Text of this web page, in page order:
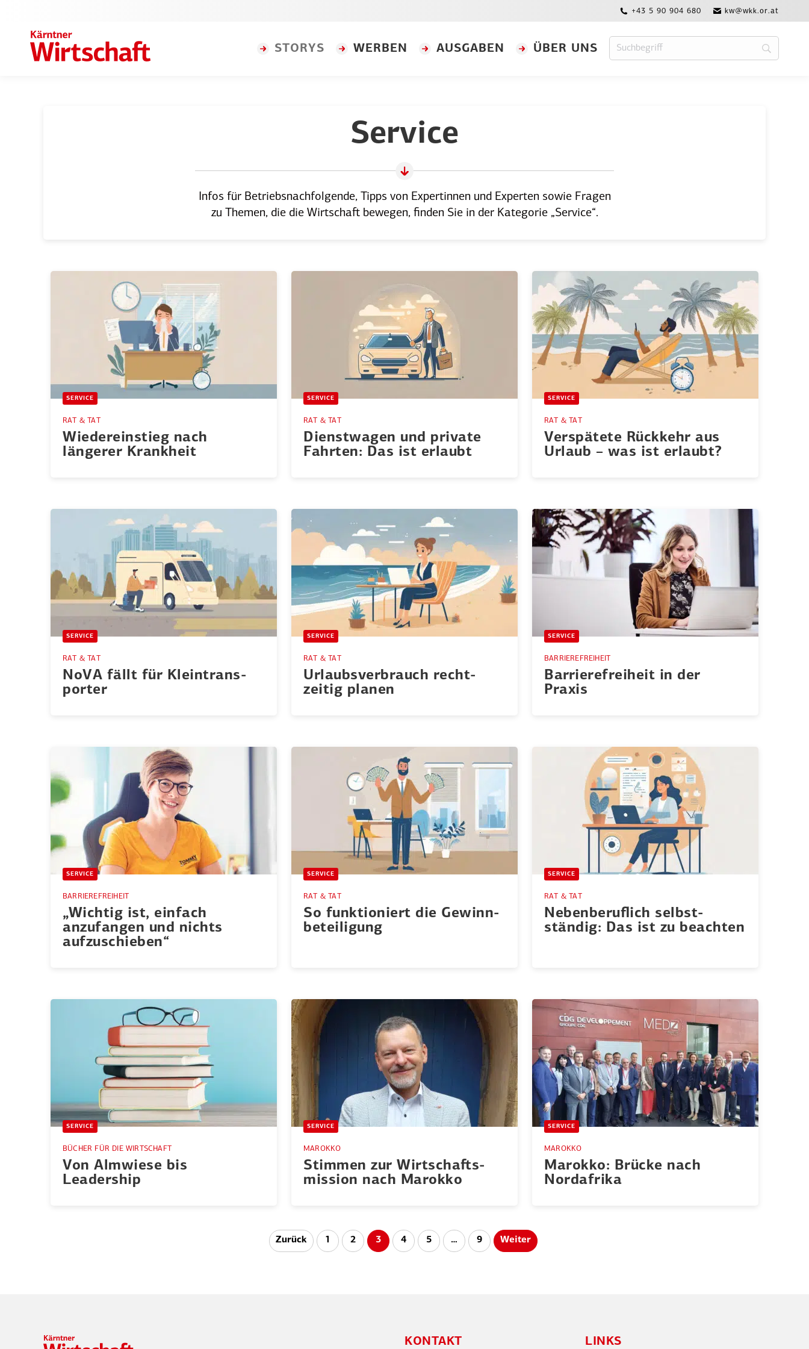
+43 5 90 904 680 kw@wkk.or.at
STORYS WERBEN AUSGABEN ÜBER UNS
Service
Infos für Betriebs­nach­fol­gende, Tipps von Exper­tinnen und Experten sowie Fragen
zu Themen, die die Wirtschaft bewegen, finden Sie in der Kategorie „Service“.
SERVICE
RAT & TAT
Wieder­ein­stieg nach
längerer Krankheit
SERVICE
RAT & TAT
Dienst­wagen und private
Fahrten: Das ist erlaubt
SERVICE
RAT & TAT
Verspätete Rückkehr aus
Urlaub – was ist erlaubt?
SERVICE
RAT & TAT
NoVA fällt für Klein­trans­
porter
SERVICE
RAT & TAT
Urlaubs­ver­brauch recht­
zeitig planen
SERVICE
BARRIEREFREIHEIT
Barrie­re­freiheit in der
Praxis
SERVICE
BARRIEREFREIHEIT
„Wichtig ist, einfach
anzufangen und nichts
aufzu­schieben“
SERVICE
RAT & TAT
So funktio­niert die Gewinn­
be­tei­ligung
SERVICE
RAT & TAT
Neben­be­ruflich selbst­
ständig: Das ist zu beachten
SERVICE
BÜCHER FÜR DIE WIRTSCHAFT
Von Almwiese bis
Leadership
SERVICE
MAROKKO
Stimmen zur Wirtschafts­
mission nach Marokko
SERVICE
MAROKKO
Marokko: Brücke nach
Nordafrika
Zurück 1 2 3 4 5 … 9 Weiter
KONTAKT LINKS